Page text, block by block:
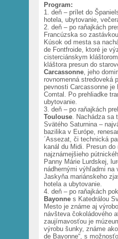
Program:
1. deň – prílet do
hotela, ubytovanie,
2. deň – po raňajkách
Francúzska so
Kúsok od mesta sa
de Fontfroide, ktoré je
cisterciánskym
kláštora presun do
Carcassonne , jeho
rovnomenná stredoveká
pevnosti Carcassonne je
Comtal. Po prehliadke
ubytovanie.
3. deň – po raňajkách
Toulouse . Nachádza
Svätého Saturnina –
bazilika v Európe,
´Assezat, či technická
kanál du Midi. Presun do
najznámejšieho
Panny Márie Lurdskej,
nádhernými výhľadmi na
Jaskyňa mariánskeho
hotela a ubytovanie.
4. deň – po raňajkách
Bayonnes Katedrálou
Mesto je známe aj
návšteva čokoládového
zaujímavosťou je
výrobu šunky, známe
de Bayonne“, s